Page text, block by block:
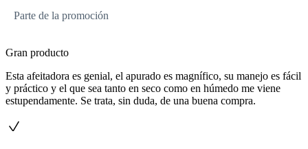
Parte de la promoción
Gran producto
Esta afeitadora es genial, el apurado es magnífico, su manejo es fácil
y práctico y el que sea tanto en seco como en húmedo me viene
estupendamente. Se trata, sin duda, de una buena compra.